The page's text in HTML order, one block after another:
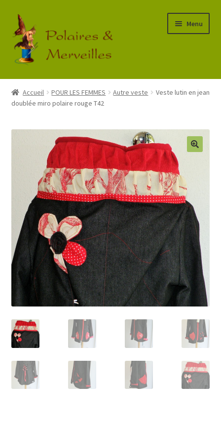
Aller
à
la
navigation
Aller
au
contenu
Menu
Accueil
Boutique
Commande
Mon Compte
Accueil POUR LES FEMMES Autre veste
Veste lutin en jean
doublée miro polaire rouge T42